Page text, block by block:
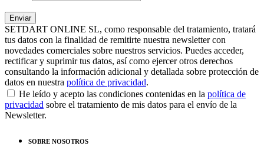
SETDART ONLINE SL, como responsable del tratamiento, tratará
tus datos con la finalidad de remitirte nuestra newsletter con
novedades comerciales sobre nuestros servicios. Puedes acceder,
rectificar y suprimir tus datos, así como ejercer otros derechos
consultando la información adicional y detallada sobre protección de
datos en nuestra política de privacidad.
He leído y acepto las condiciones contenidas en la política de
privacidad sobre el tratamiento de mis datos para el envío de la
Newsletter.
SOBRE NOSOTROS